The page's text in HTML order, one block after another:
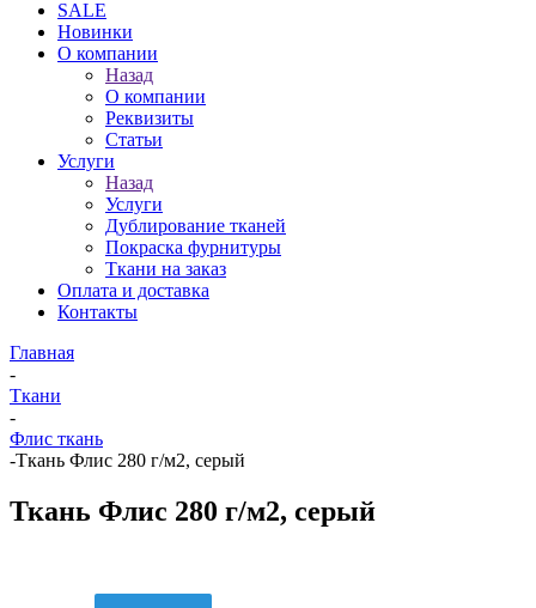
SALE
Новинки
О компании
Назад
О компании
Реквизиты
Статьи
Услуги
Назад
Услуги
Дублирование тканей
Покраска фурнитуры
Ткани на заказ
Оплата и доставка
Контакты
Главная
-
Ткани
-
Флис ткань
-Ткань Флис 280 г/м2, серый
Ткань Флис 280 г/м2, серый